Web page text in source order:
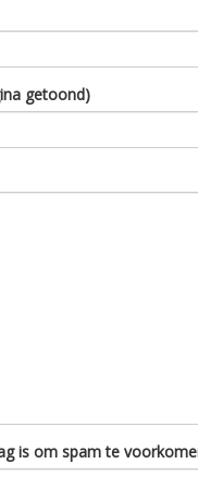
getoond)
is om spam te